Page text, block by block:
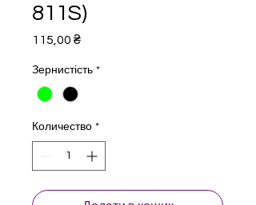
811S)
115,00 ₴Цена
Зернистість *
Количество *